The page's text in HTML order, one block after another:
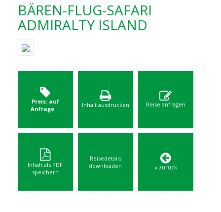
BÄREN-FLUG-SAFARI
ADMIRALTY ISLAND
Preis: auf
Anfrage
Inhalt ausdrucken Reise anfragen
Inhalt als PDF
speichern
Reisedetails
downloaden
« zurück